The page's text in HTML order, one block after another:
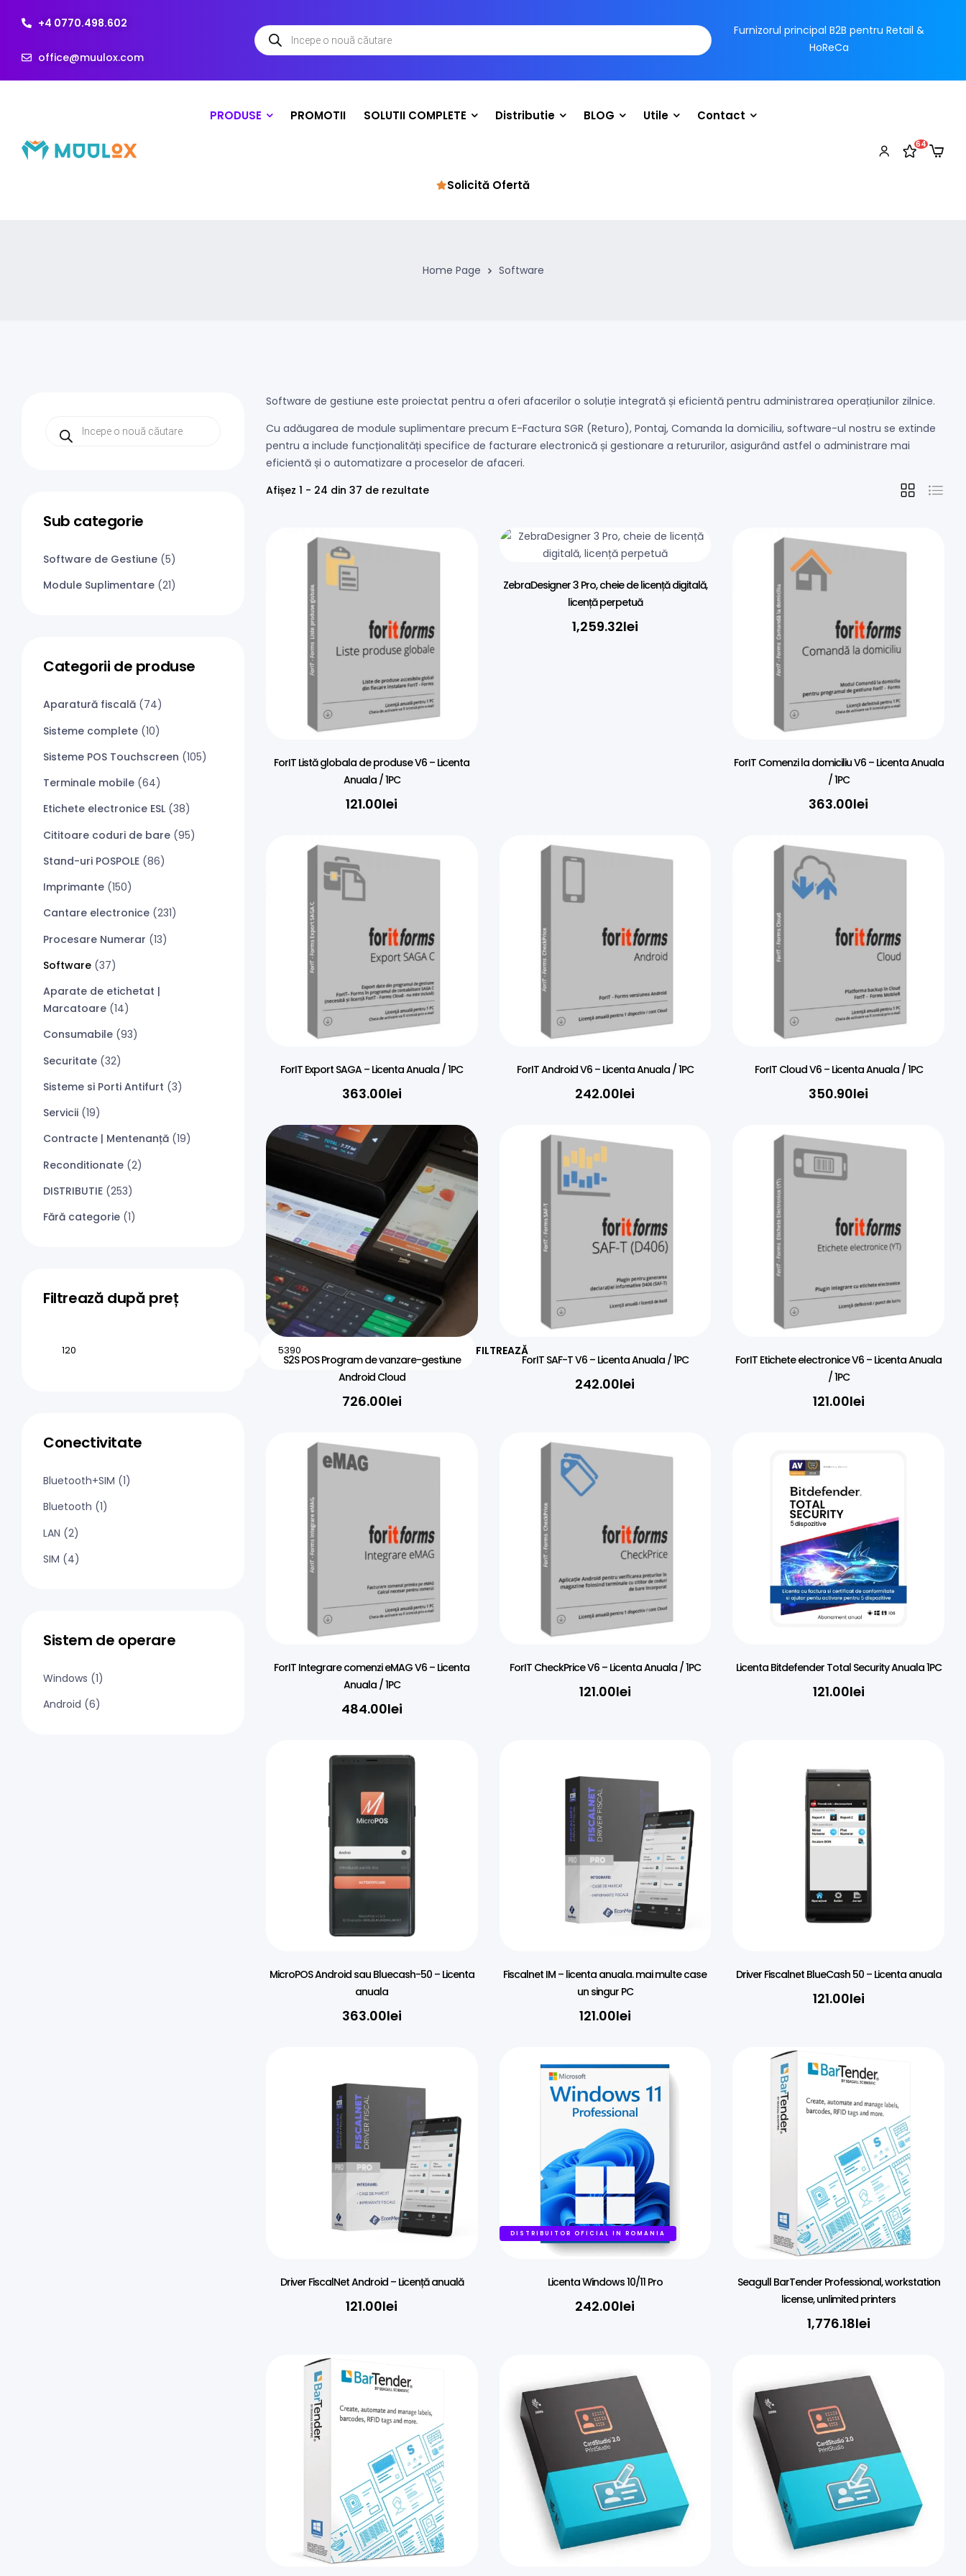
+4 0770.498.602
office@muulox.com
Furnizorul principal B2B pentru Retail &
HoReCa
PRODUSE PROMOTII SOLUTII COMPLETE Distributie BLOG Utile Contact
Solicită Ofertă
64
Home Page Software
Software de gestiune este proiectat pentru a oferi afacerilor o soluție integrată și eficientă pentru administrarea operațiunilor zilnice.
Cu adăugarea de module suplimentare precum E-Factura SGR (Returo), Pontaj, Comanda la domiciliu, software-ul nostru se extinde
pentru a include funcționalități specifice de facturare electronică și gestionare a retururilor, asigurând astfel o administrare mai
eficientă și o automatizare a proceselor de afaceri.
Afișez 1 - 24 din 37 de rezultate
ForIT Listă globala de produse V6 – Licenta
Anuala / 1PC
121.00lei
ZebraDesigner 3 Pro, cheie de licență digitală,
licență perpetuă
1,259.32lei
ForIT Comenzi la domiciliu V6 – Licenta Anuala
/ 1PC
363.00lei
ForIT Export SAGA – Licenta Anuala / 1PC
363.00lei
ForIT Android V6 – Licenta Anuala / 1PC
242.00lei
ForIT Cloud V6 – Licenta Anuala / 1PC
350.90lei
S2S POS Program de vanzare-gestiune
Android Cloud
726.00lei
ForIT SAF-T V6 – Licenta Anuala / 1PC
242.00lei
ForIT Etichete electronice V6 – Licenta Anuala
/ 1PC
121.00lei
ForIT Integrare comenzi eMAG V6 – Licenta
Anuala / 1PC
484.00lei
ForIT CheckPrice V6 – Licenta Anuala / 1PC
121.00lei
Licenta Bitdefender Total Security Anuala 1PC
121.00lei
MicroPOS Android sau Bluecash-50 – Licenta
anuala
363.00lei
Fiscalnet IM – licenta anuala. mai multe case
un singur PC
121.00lei
Driver Fiscalnet BlueCash 50 – Licenta anuala
121.00lei
Driver FiscalNet Android – Licență anuală
121.00lei
DISTRIBUITOR OFICIAL IN ROMANIA
Licenta Windows 10/11 Pro
242.00lei
Seagull BarTender Professional, workstation
license, unlimited printers
1,776.18lei
Sub categorie
Software de Gestiune (5)
Module Suplimentare (21)
Categorii de produse
Aparatură fiscală (74)
Sisteme complete (10)
Sisteme POS Touchscreen (105)
Terminale mobile (64)
Etichete electronice ESL (38)
Cititoare coduri de bare (95)
Stand-uri POSPOLE (86)
Imprimante (150)
Cantare electronice (231)
Procesare Numerar (13)
Software (37)
Aparate de etichetat |
Marcatoare (14)
Consumabile (93)
Securitate (32)
Sisteme si Porti Antifurt (3)
Servicii (19)
Contracte | Mentenanță (19)
Reconditionate (2)
DISTRIBUTIE (253)
Fără categorie (1)
Filtrează după preț
FILTREAZĂ
Conectivitate
Bluetooth+SIM (1)
Bluetooth (1)
LAN (2)
SIM (4)
Sistem de operare
Windows (1)
Android (6)